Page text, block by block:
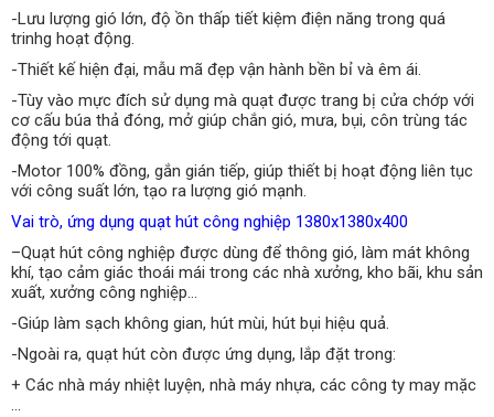
-Lưu lượng gió lớn, độ ồn thấp tiết kiệm điện năng trong quá
trinhg hoạt động.
-Thiết kế hiện đại, mẫu mã đẹp vận hành bền bỉ và êm ái.
-Tùy vào mực đích sử dụng mà quạt được trang bị cửa chớp với
cơ cấu búa thả đóng, mở giúp chắn gió, mưa, bụi, côn trùng tác
động tới quạt.
-Motor 100% đồng, gắn gián tiếp, giúp thiết bị hoạt động liên tục
với công suất lớn, tạo ra lượng gió mạnh.
Vai trò, ứng dụng quạt hút công nghiệp 1380x1380x400
–Quạt hút công nghiệp được dùng để thông gió, làm mát không
khí, tạo cảm giác thoái mái trong các nhà xưởng, kho bãi, khu sản
xuất, xưởng công nghiệp…
-Giúp làm sạch không gian, hút mùi, hút bụi hiệu quả.
-Ngoài ra, quạt hút còn được ứng dụng, lắp đặt trong:
+ Các nhà máy nhiệt luyện, nhà máy nhựa, các công ty may mặc
…